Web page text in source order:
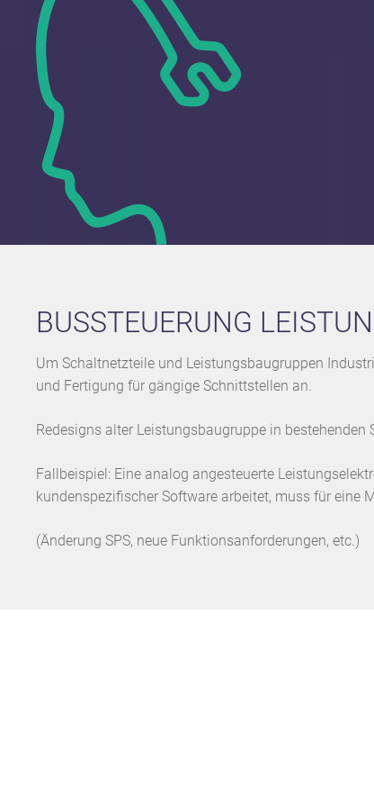
BUSSTEUERUNG
Um Schaltnetzteile und Leistungsbaugruppen
und Fertigung für gängige Schnittstellen an.
Redesigns alter Leistungsbaugruppe in
Fallbeispiel: Eine analog angesteuerte
kundenspezifischer Software arbeitet, muss für eine
(Änderung SPS, neue Funktionsanforderungen, etc.)